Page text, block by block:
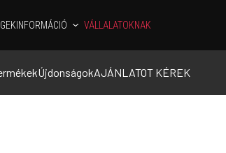
INFORMÁCIÓ VÁLLALATOKNAK
ÚjdonságokAJÁNLATOT KÉREK